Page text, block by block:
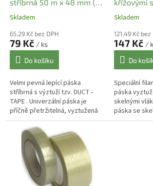
stříbrná 50 m x 48 mm (1
ks)
Skladem
65,29 Kč bez DPH
79 Kč / ks
Do košíku
Velmi pevná lepící páska
stříbrná s výztuží tzv. DUCT -
TAPE . Univerzální páska je
příčně přetržitelná, vyztužená
tkaninou. Je polaminována
šedostříbrnou LDPE vrstvou.
křížovými
50 mm x
Skladem
121,49 Kč bez
147 Kč /
Do
Speciální
páska
skelnými
páska se
používá